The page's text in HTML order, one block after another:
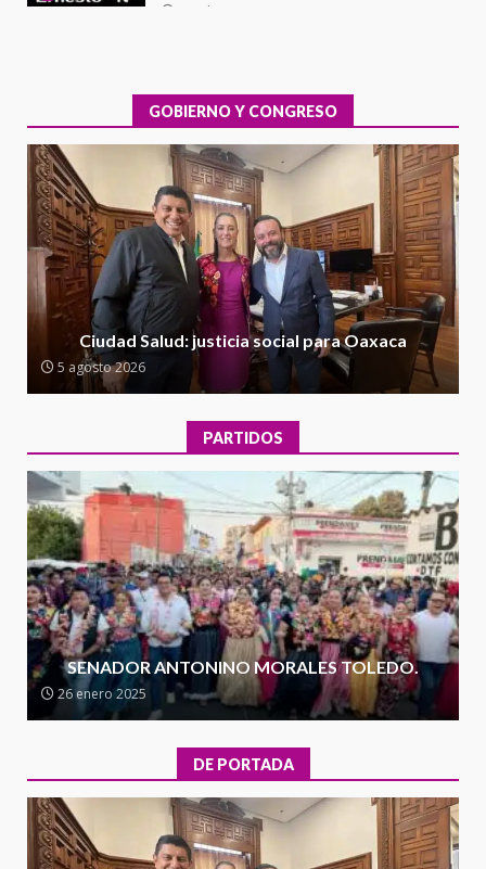
1
integral de las instalaciones de la
Escuela Secundaria General
Moisés Sáenz Garza
5 agosto 2026
2
Ciudad Salud: justicia social para
Oaxaca
5 agosto 2026
3
Encuentro de Ariadna Montiel
con el Gobernador Salomón Jara
Cruz reafirma la consolidación
de la transformación en
territorio oaxaqueño
30 julio 2026
4
presencia institucional en San
Juan Mazatlán
20 julio 2026
5
Sanciona Municipio de Oaxaca
de Juárez caso de maltrato
animal tras denuncia ciudadana
16 julio 2026
6
Detienen a Ernesto Ruffo en Baja
California; FGR lo investiga por
presuntos delitos de
contrabando
16 julio 2026
GOBIERNO Y CONGRESO
Ciudad Salud: justicia social para Oaxaca
5 agosto 2026
PARTIDOS
SENADOR ANTONINO MORALES TOLEDO.
26 enero 2025
DE PORTADA